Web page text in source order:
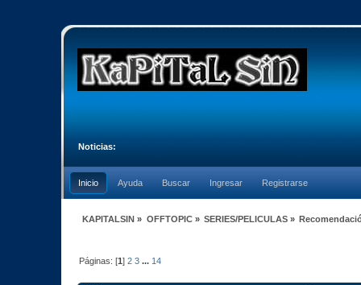
Noticias:
Inicio Ayuda Buscar Ingresar Registrarse
KAPITALSIN » OFFTOPIC» SERIES/PELICULAS»
Páginas: [1]2 3 ... 14